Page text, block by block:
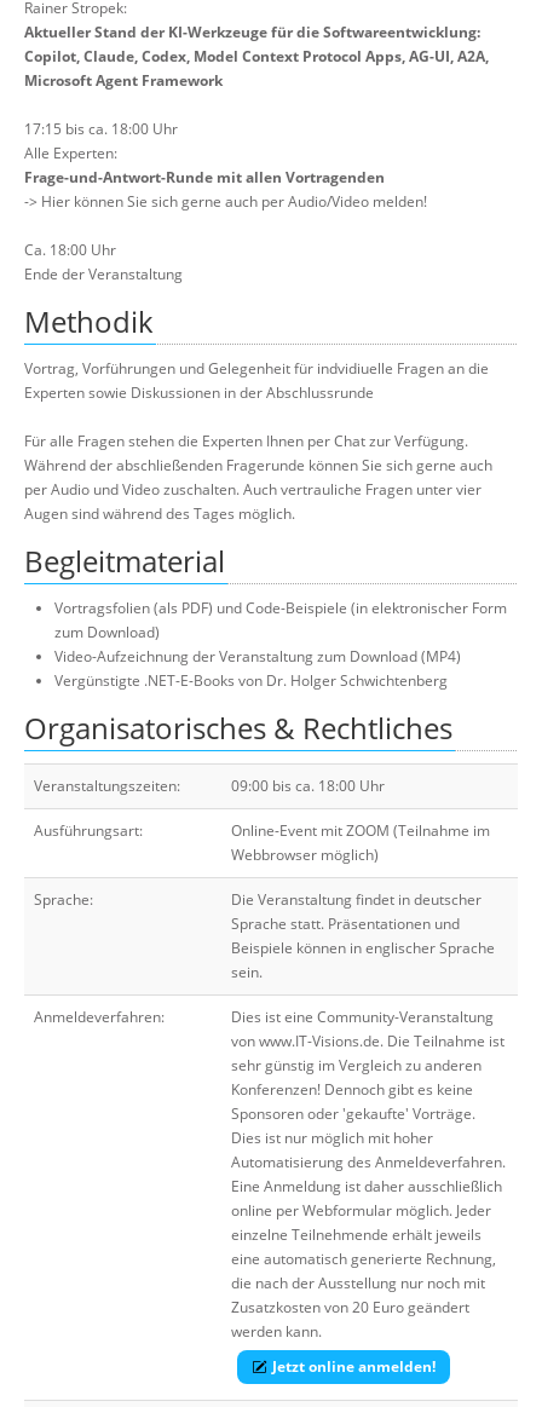
Rainer Stropek:
Aktueller Stand der KI-Werkzeuge für die Softwareentwicklung:
Copilot, Claude, Codex, Model Context Protocol Apps, AG-UI, A2A,
Microsoft Agent Framework
17:15 bis ca. 18:00 Uhr
Alle Experten:
Frage-und-Antwort-Runde mit allen Vortragenden
-> Hier können Sie sich gerne auch per Audio/Video melden!
Ca. 18:00 Uhr
Ende der Veranstaltung
Methodik
Vortrag, Vorführungen und Gelegenheit für indvidiuelle Fragen an die
Experten sowie Diskussionen in der Abschlussrunde
Für alle Fragen stehen die Experten Ihnen per Chat zur Verfügung.
Während der abschließenden Fragerunde können Sie sich gerne auch
per Audio und Video zuschalten. Auch vertrauliche Fragen unter vier
Augen sind während des Tages möglich.
Begleitmaterial
Vortragsfolien (als PDF) und Code-Beispiele (in elektronischer Form
zum Download)
Video-Aufzeichnung der Veranstaltung zum Download (MP4)
Vergünstigte .NET-E-Books von Dr. Holger Schwichtenberg
Organisatorisches & Rechtliches
Veranstaltungszeiten: 09:00 bis ca. 18:00 Uhr
Ausführungsart:
Online-Event mit ZOOM (Teilnahme im
Webbrowser möglich)
Sprache:
Die Veranstaltung findet in deutscher
Sprache statt. Präsentationen und
Beispiele können in englischer Sprache
sein.
Anmeldeverfahren:
Dies ist eine Community-Veranstaltung
von www.IT-Visions.de. Die Teilnahme ist
sehr günstig im Vergleich zu anderen
Konferenzen! Dennoch gibt es keine
Sponsoren oder 'gekaufte' Vorträge.
Dies ist nur möglich mit hoher
Automatisierung des Anmeldeverfahren.
Eine Anmeldung ist daher ausschließlich
online per Webformular möglich. Jeder
einzelne Teilnehmende erhält jeweils
eine automatisch generierte Rechnung,
die nach der Ausstellung nur noch mit
Zusatzkosten von 20 Euro geändert
werden kann.
Jetzt online anmelden!